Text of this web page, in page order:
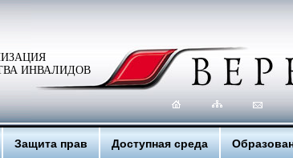
ИНВАЛИДОВ
Защита прав Доступная среда